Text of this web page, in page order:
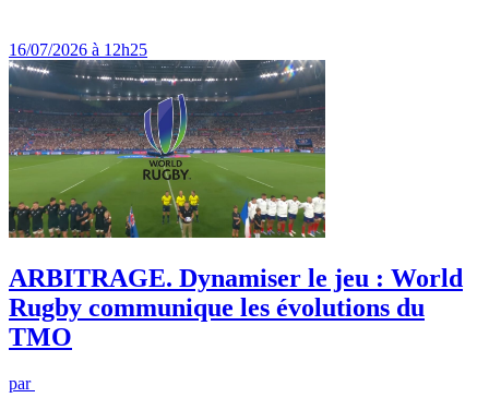
16/07/2026 à 12h25
ARBITRAGE. Dynamiser le jeu : World
Rugby communique les évolutions du
TMO
par